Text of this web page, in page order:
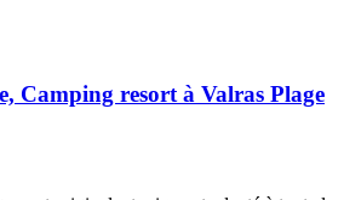
Camping resort à Valras Plage